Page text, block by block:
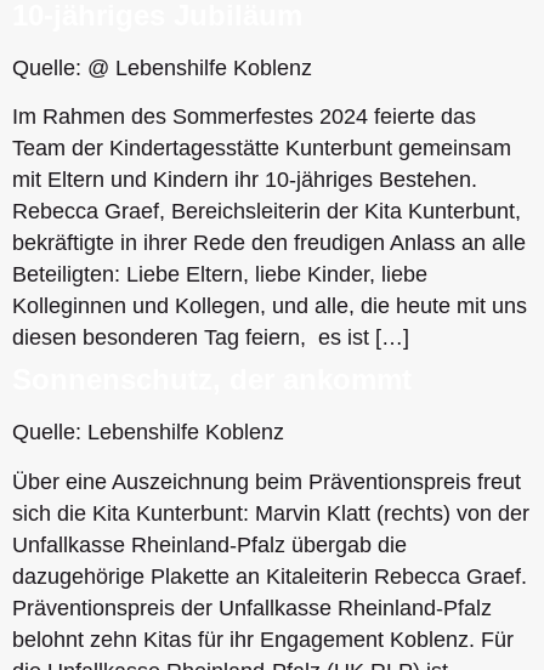
Quelle: @ Lebenshilfe Koblenz
Im Rahmen des Sommerfestes 2024 feierte das
Team der Kindertagesstätte Kunterbunt gemeinsam
mit Eltern und Kindern ihr 10-jähriges Bestehen.
Rebecca Graef, Bereichsleiterin der Kita Kunterbunt,
bekräftigte in ihrer Rede den freudigen Anlass an alle
Beteiligten: Liebe Eltern, liebe Kinder, liebe
Kolleginnen und Kollegen, und alle, die heute mit uns
diesen besonderen Tag feiern, es ist […]
Quelle: Lebenshilfe Koblenz
Über eine Auszeichnung beim Präventionspreis freut
sich die Kita Kunterbunt: Marvin Klatt (rechts) von der
Unfallkasse Rheinland-Pfalz übergab die
dazugehörige Plakette an Kitaleiterin Rebecca Graef.
Präventionspreis der Unfallkasse Rheinland-Pfalz
belohnt zehn Kitas für ihr Engagement Koblenz. Für